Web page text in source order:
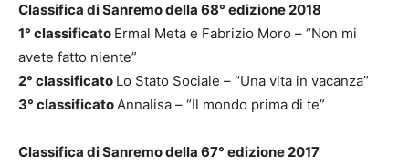
Classifica di Sanremo della 68° edizione 2018
1° classificato Ermal Meta e Fabrizio Moro – “Non mi
avete fatto niente”
2° classificato Lo Stato Sociale – “Una vita in vacanza”
3° classificatoAnnalisa – “Il mondo prima di te”
Classifica di Sanremo della 67° edizione 2017